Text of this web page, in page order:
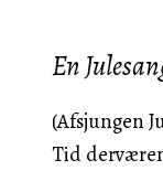
En
(Afsjungen
Tid